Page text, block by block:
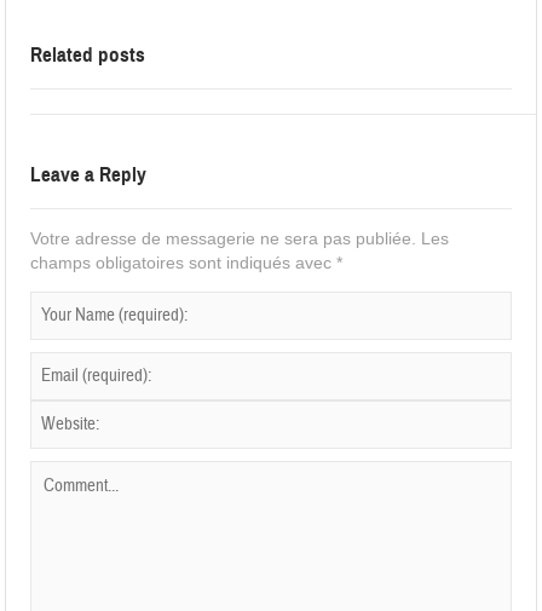
Related posts
Leave a Reply
Votre adresse de messagerie ne sera pas publiée.
Les
champs obligatoires sont indiqués avec*